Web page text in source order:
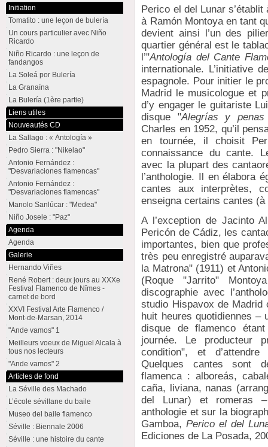
Perico el del Lunar
à Ramón Montoya en tant
devient ainsi l’un des
quartier général est le
l’"Antología del Cante
internationale. L’initiative
espagnole. Pour initier le
Madrid le musicologue et
d’y engager le guitariste
disque "Alegrías y penas
Charles en 1952, qu’il
en tournée, il choisit
connaissance du cante.
avec la plupart des
l’anthologie. Il en élabora
cantes aux interprètes,
enseigna certains cantes
A l’exception de Jacinto
Pericón de Cádiz, les
importantes, bien que
très peu enregistré
la Matrona" (1911) et
(Roque "Jarrito"
discographie avec
studio Hispavox de
huit heures quotidiennes –
disque de flamenco
journée. Le producteur
condition", et
Quelques cantes sont
flamenca : alboreás,
caña, liviana, nanas
del Lunar) et romeras
anthologie et sur la
Gamboa,Perico el del
Ediciones de La Posada,
Initiation
Tomatito : une leçon de bulería
Un cours particulier avec Niño
Ricardo
Niño Ricardo : une leçon de
fandangos
La Soleá por Bulería
La Granaína
La Bulería (1ère partie)
Liens utiles
Nouveautés CD
La Sallago : « Antología »
Pedro Sierra : "Nikelao"
Antonio Fernández :
"Desvariaciones flamencas"
Antonio Fernández :
"Desvariaciones flamencas"
Manolo Sanlúcar : "Medea"
Niño Josele : "Paz"
Agenda
Agenda
Galerie
Hernando Viñes
René Robert : deux jours au XXXe
Festival Flamenco de Nîmes -
carnet de bord
XXVI Festival Arte Flamenco /
Mont-de-Marsan, 2014
"Ande vamos" 1
Meilleurs voeux de Miguel Alcala à
tous nos lecteurs
"Ande vamos" 2
Articles de fond
La Séville des Machado
L’école sévillane du baile
Museo del baile flamenco
Séville : Biennale 2006
Séville : une histoire du cante